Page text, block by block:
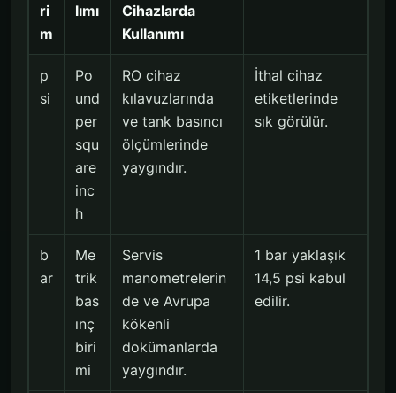
ri
m
lımı
Cihazlarda
Kullanımı
p
si
Po
und
per
squ
are
inc
h
RO cihaz
kılavuzlarında
ve tank basıncı
ölçümlerinde
yaygındır.
İthal cihaz
etiketlerinde
sık görülür.
b
ar
Me
trik
bas
ınç
biri
mi
Servis
manometrelerin
de ve Avrupa
kökenli
dokümanlarda
yaygındır.
1 bar yaklaşık
14,5 psi kabul
edilir.